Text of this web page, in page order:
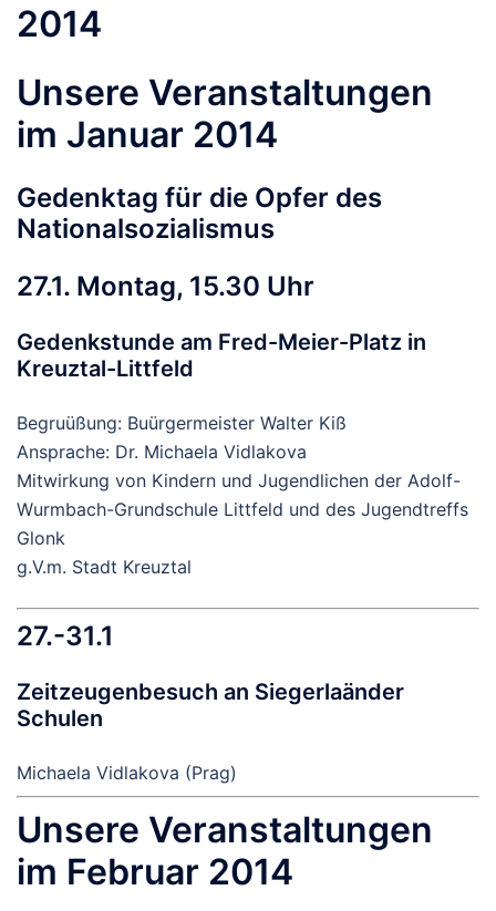
2014
Unsere Veranstaltungen
im Januar 2014
Gedenktag für die Opfer des
Nationalsozialismus
27.1. Montag, 15.30 Uhr
Gedenkstunde am Fred-Meier-Platz in
Kreuztal-Littfeld
Begruüßung: Buürgermeister Walter Kiß
Ansprache: Dr. Michaela Vidlakova
Mitwirkung von Kindern und Jugendlichen der Adolf-
Wurmbach-Grundschule Littfeld und des Jugendtreffs
Glonk
g.V.m. Stadt Kreuztal
27.-31.1
Zeitzeugenbesuch an Siegerlaänder
Schulen
Michaela Vidlakova (Prag)
Unsere Veranstaltungen
im Februar 2014